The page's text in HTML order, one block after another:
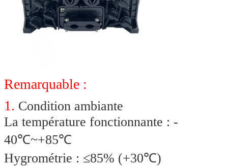
Remarquable :
1. Condition ambiante
La température fonctionnante : -
40℃~+85℃
Hygrométrie : ≤85% (+30℃)